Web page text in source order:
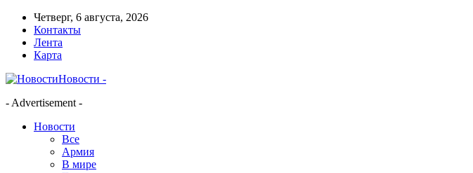
Четверг, 6 августа, 2026
Контакты
Лента
Карта
Новости -
- Advertisement -
Новости
Все
Армия
В мире